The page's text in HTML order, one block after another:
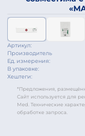
Артикул:
Производитель
Ед. измерения:
В упаковке:
Хештеги:
*Предложения,
Сайт используется для
Med. Технические
обработке запроса.